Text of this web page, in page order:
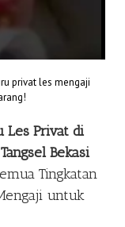
privat les mengaji
Les Privat di
Bekasi
Tingkatan
untuk